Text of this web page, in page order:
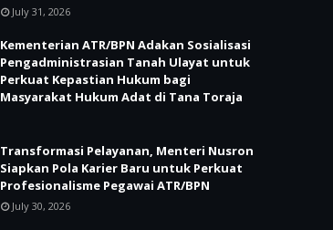
July 31, 2026
Kementerian ATR/BPN Adakan Sosialisasi
Pengadministrasian Tanah Ulayat untuk
Perkuat Kepastian Hukum bagi
Masyarakat Hukum Adat di Tana Toraja
Transformasi Pelayanan, Menteri Nusron
Siapkan Pola Karier Baru untuk Perkuat
Profesionalisme Pegawai ATR/BPN
July 30, 2026